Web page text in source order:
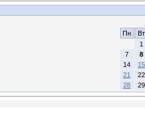
Пн
Вт
1
7
8
14
15
21
22
28
29